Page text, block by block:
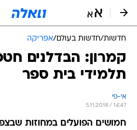
חדשות/חדשות בעולם/אפריקה
תלמידי בית ספר
אי-פי
5.11.2018 / 14:47
חמושים הפועלים במחוזות